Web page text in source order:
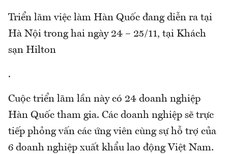
Triển lãm việc làm Hàn Quốc đang diễn ra tại
Hà Nội trong hai ngày 24 – 25/11, tại Khách
sạn Hilton
.
Cuộc triển lãm lần này có 24 doanh nghiệp
Hàn Quốc tham gia. Các doanh nghiệp sẽ trực
tiếp phỏng vấn các ứng viên cùng sự hỗ trợ của
6 doanh nghiệp xuất khẩu lao động Việt Nam.